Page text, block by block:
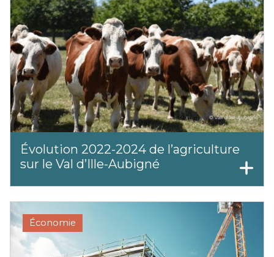
⁠Évolution 2022-2024 de l’agriculture
sur le Val d’Ille-Aubigné
Économie